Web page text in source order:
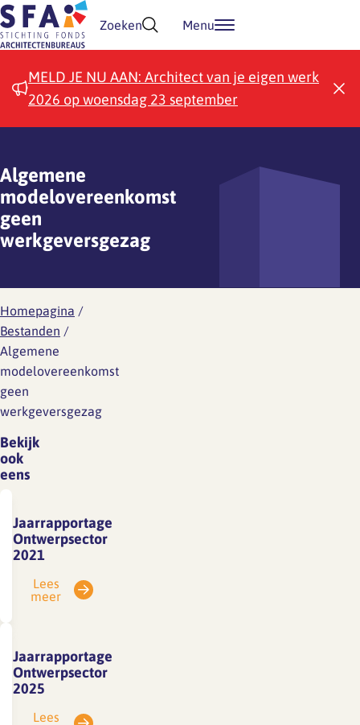
Doorgaan naar inhoud
Zoeken Menu
MELD JE NU AAN: Architect van je eigen werk
2026 op woensdag 23 september
Algemene
modelovereenkomst
geen
werkgeversgezag
Homepagina /
Bestanden /
Algemene
modelovereenkomst
geen
werkgeversgezag
Bekijk
ook
eens
Jaarrapportage
Ontwerpsector
2021
Lees
meer
Jaarrapportage
Ontwerpsector
2025
Lees